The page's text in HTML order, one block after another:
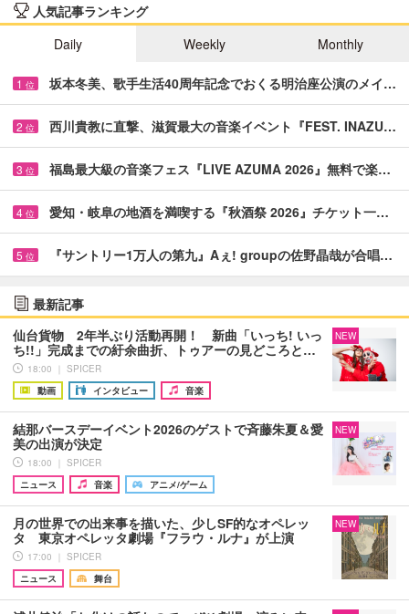
人気記事ランキング
Daily
Weekly Monthly
1 位 坂本冬美、歌手生活40周年記念でおくる明治座公演のメイ…
2 位 西川貴教に直撃、滋賀最大の音楽イベント『FEST. INAZU…
3 位 福島最大級の音楽フェス『LIVE AZUMA 2026』無料で楽…
4 位 愛知・岐阜の地酒を満喫する『秋酒祭 2026』チケット一…
5 位 『サントリー1万人の第九』Aぇ! groupの佐野晶哉が合唱…
最新記事
仙台貨物 2年半ぶり活動再開！ 新曲「いっち! いっ
ち!!」完成までの紆余曲折、トゥアーの見どころと…
18:00 ｜ SPICER
動画
インタビュー 音楽
NEW
結那バースデーイベント2026のゲストで斉藤朱夏＆愛
美の出演が決定
18:00 ｜ SPICER
ニュース
音楽 アニメ/ゲーム
NEW
月の世界での出来事を描いた、少しSF的なオペレッ
タ 東京オペレッタ劇場『フラウ・ルナ』が上演
17:00 ｜ SPICER
ニュース
舞台
NEW